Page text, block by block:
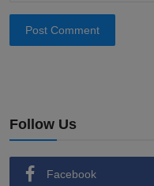
Post Comment
Follow Us
Facebook